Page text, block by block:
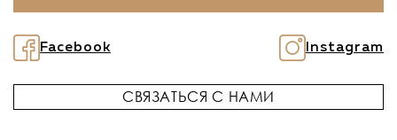
Facebook Instagram
СВЯЗАТЬСЯ С НАМИ